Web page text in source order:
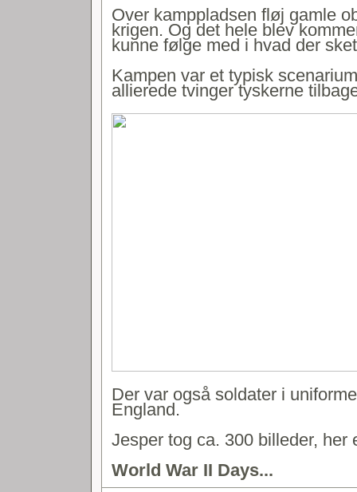
Over kamppladsen fløj gamle
krigen. Og det hele blev
kunne følge med i hvad der
Kampen var et typisk
allierede tvinger tyskerne
Der var også soldater i
England.
Jesper tog ca. 300 billeder, her
World War II Days...